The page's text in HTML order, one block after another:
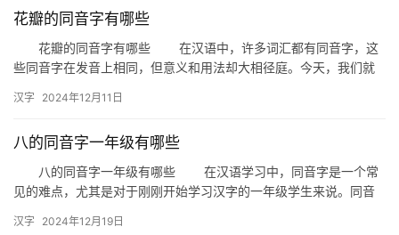
花瓣的同音字有哪些
花瓣的同音字有哪些 在汉语中，许多词汇都有同音字，这
些同音字在发音上相同，但意义和用法却大相径庭。今天，我们就
用…
汉字 2024年12月11日
八的同音字一年级有哪些
八的同音字一年级有哪些 在汉语学习中，同音字是一个常
见的难点，尤其是对于刚刚开始学习汉字的一年级学生来说。同音
…
汉字 2024年12月19日